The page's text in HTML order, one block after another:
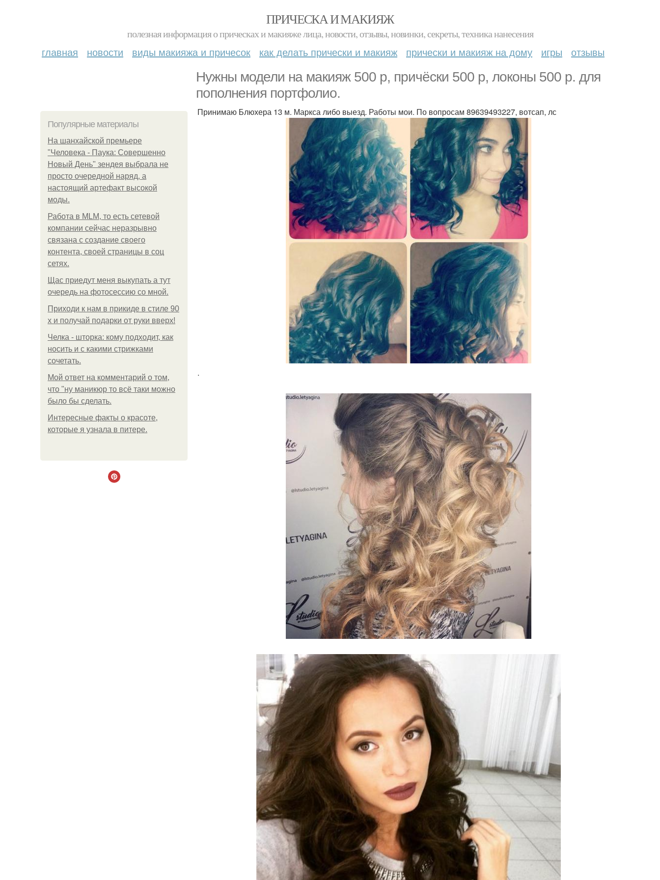
ПРИЧЕСКА И МАКИЯЖ
полезная информация о прическах и макияже лица, новости, отзывы, новинки, секреты, техника нанесения
главная новости виды макияжа и причесок как делать прически и макияж прически и макияж на дому игры отзывы
Нужны модели на макияж 500 р, причёски 500 р, локоны 500 р. для
пополнения портфолио.
Популярные материалы
На шанхайской премьере
"Человека - Паука: Совершенно
Новый День" зендея выбрала не
просто очередной наряд, а
настоящий артефакт высокой
моды.
Работа в MLM, то есть сетевой
компании сейчас неразрывно
связана с создание своего
контента, своей страницы в соц
сетях.
Щас приедут меня выкупать а тут
очередь на фотосессию со мной.
Приходи к нам в прикиде в стиле 90
х и получай подарки от руки вверх!
Челка - шторка: кому подходит, как
носить и с какими стрижками
сочетать.
Мой ответ на комментарий о том,
что "ну маникюр то всё таки можно
было бы сделать.
Интересные факты о красоте,
которые я узнала в питере.
Принимаю Блюхера 13 м. Маркса либо выезд. Работы мои. По вопросам 89639493227, вотсап, лс
.